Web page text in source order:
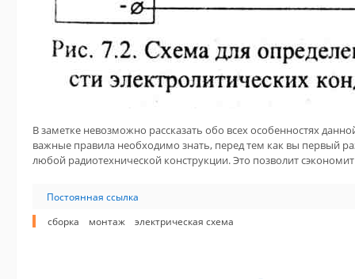
В заметке невозможно рассказать обо всех особенностях
важные правила необходимо знать, перед тем как вы первый
любой радиотехнической конструкции. Это позволит
Постоянная ссылка
сборка
монтаж электрическая схема